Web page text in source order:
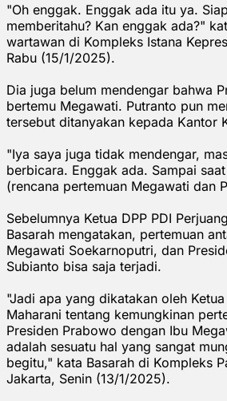
"Oh enggak. Enggak ada itu ya.
memberitahu? Kan enggak ada?"
wartawan di Kompleks Istana
Rabu (15/1/2025).
Dia juga belum mendengar bahwa
bertemu Megawati. Putranto pun
tersebut ditanyakan kepada Kantor
"Iya saya juga tidak mendengar,
berbicara. Enggak ada. Sampai
(rencana pertemuan Megawati dan
Sebelumnya Ketua DPP PDI
Basarah mengatakan, pertemuan
Megawati Soekarnoputri, dan
Subianto bisa saja terjadi.
"Jadi apa yang dikatakan oleh
Maharani tentang kemungkinan
Presiden Prabowo dengan Ibu
adalah sesuatu hal yang sangat
begitu," kata Basarah di Kompleks
Jakarta, Senin (13/1/2025).